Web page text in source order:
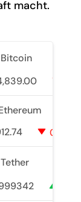
macht.
Bitcoin
0.1%
Tether